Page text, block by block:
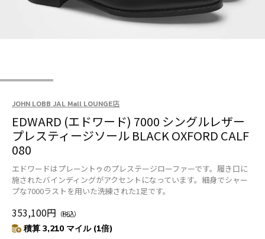
JOHN LOBB JAL Mall LOUNGE店
EDWARD (エドワード) 7000 シングルレザー
プレスティージソール BLACK OXFORD CALF
080
エドワードはプレーントゥのプレステージローファーです。履き口に
施されたバインディングがアクセントになっています。細身でシャー
プな7000ラストを用いた洗練された1足です。
353,100円 （税込）
積算 3,210 マイル (1倍)